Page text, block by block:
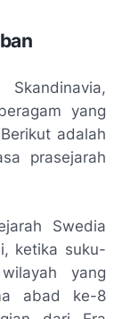
yang
adalah
prasejarah
Swedia
ketika suku-
yang
abad ke-8